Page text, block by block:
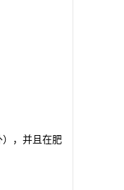
），并且在肥